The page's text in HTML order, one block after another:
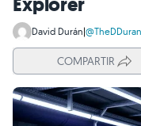
David Durán|@TheDDuran
COMPARTIR